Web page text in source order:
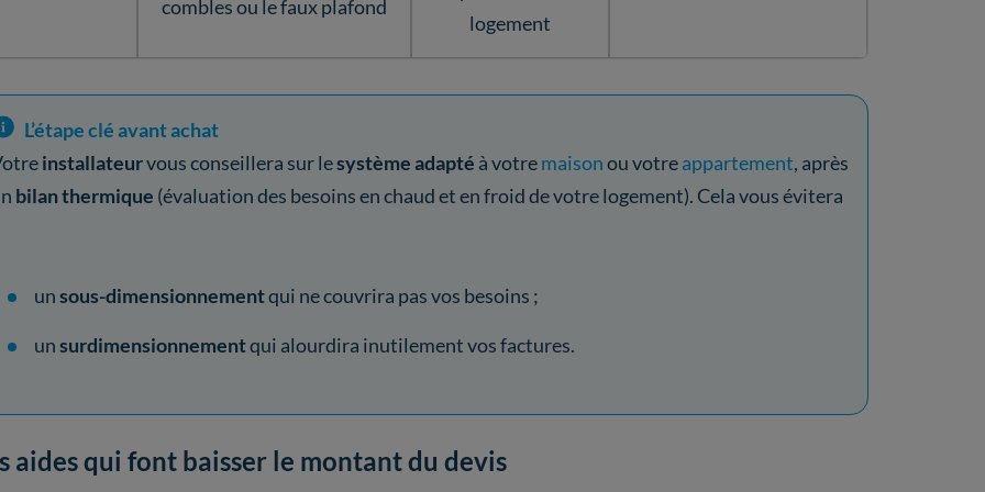
combles ou le faux plafond
logement
L’étape clé avant achat
installateurvous conseillera sur lesystème adapté à votremaisonou votreappartement, après
bilan thermique (évaluation des besoins en chaud et en froid de votre logement). Cela vous évitera
unsous-dimensionnementqui ne couvrira pas vos besoins ;
unsurdimensionnementqui alourdira inutilement vos factures.
aides qui font baisser le montant du devis